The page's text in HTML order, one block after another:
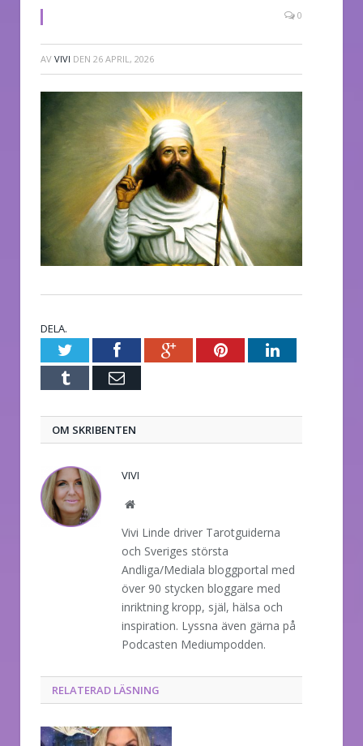
0
AV VIVI DEN 26 APRIL, 2026
DELA.
TwitterFacebookGoogle+PinterestLinkedIn
Tumblr E-
OM SKRIBENTEN
VIVI
Website
Vivi Linde driver Tarotguiderna
och Sveriges största
Andliga/Mediala bloggportal med
över 90 stycken bloggare med
inriktning kropp, själ, hälsa och
inspiration. Lyssna även gärna på
Podcasten Mediumpodden.
RELATERAD LÄSNING